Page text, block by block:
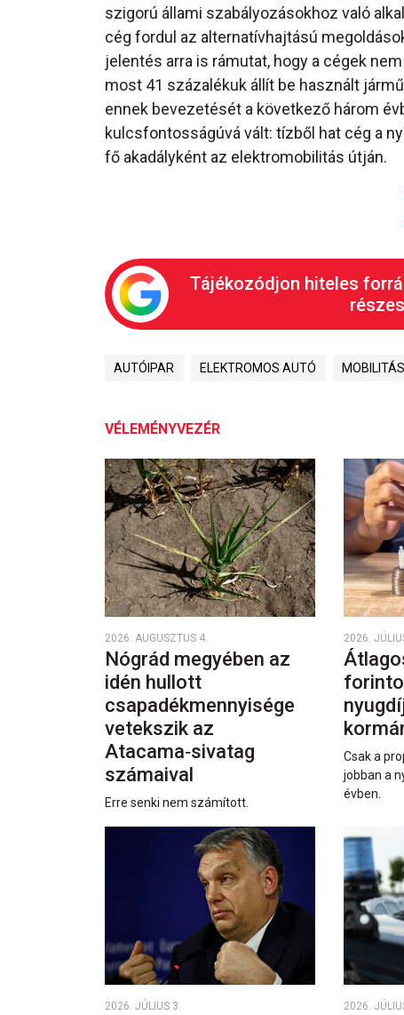
szigorú állami szabályozásokhoz való
cég fordul az alternatívhajtású
jelentés arra is rámutat, hogy a cégek
most 41 százalékuk állít be használt
ennek bevezetését a következő három
kulcsfontosságúvá vált: tízből hat cég a
fő akadályként az elektromobilitás útján.
Tájékozódjon hiteles
AUTÓIPAR ELEKTROMOS AUTÓ MOBILITÁS
VÉLEMÉNYVEZÉR
2026. AUGUSZTUS 4.
Nógrád megyében az
idén hullott
csapadékmennyisége
vetekszik az
Atacama‑sivatag
számaival
Erre senki nem számított.
2026.
Csak a
jobban a
évben.
2026. JÚLIUS 3. 2026.